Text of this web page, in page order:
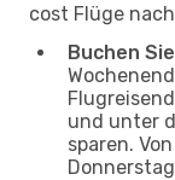
cost Flüge
Buchen
und unter
sparen.